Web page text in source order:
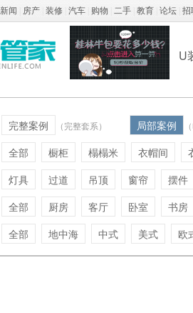
新闻 房产 装修 汽车 购物 二手 教育 论坛 招
U
完整案例 （完整套系） 局部案例
全部 橱柜 榻榻米 衣帽间
灯具
过道 吊顶 窗帘 摆件
全部 厨房 客厅 卧室 书房
全部 地中海 中式 美式 欧